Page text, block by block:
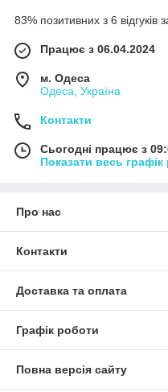
83% позитивних з 6 відгуків
Працює з 06.04.2024
м. Одеса
Одеса, Україна
Контакти
Сьогодні працює з
Показати весь графік
Про нас
Контакти
Доставка та оплата
Графік роботи
Повна версія сайту